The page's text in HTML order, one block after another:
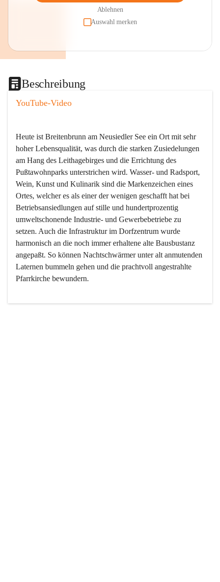
Ablehnen
Auswahl merken
Beschreibung
YouTube-Video
Heute ist Breitenbrunn am Neusiedler See ein Ort mit sehr
hoher Lebensqualität, was durch die starken Zusiedelungen
am Hang des Leithagebirges und die Errichtung des
Pußtawohnparks unterstrichen wird. Wasser- und Radsport,
Wein, Kunst und Kulinarik sind die Markenzeichen eines
Ortes, welcher es als einer der wenigen geschafft hat bei
Betriebsansiedlungen auf stille und hundertprozentig
umweltschonende Industrie- und Gewerbebetriebe zu
setzen. Auch die Infrastruktur im Dorfzentrum wurde
harmonisch an die noch immer erhaltene alte Bausbustanz
angepaßt. So können Nachtschwärmer unter alt anmutenden
Laternen bummeln gehen und die prachtvoll angestrahlte
Pfarrkirche bewundern.
Der Weinbau dominert heute nicht mehr, ist aber integrativer